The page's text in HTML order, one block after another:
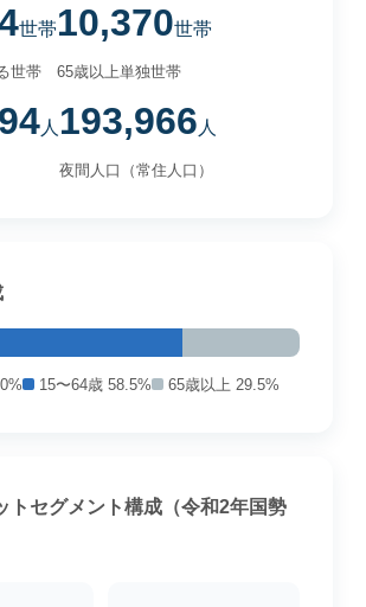
世帯
世帯
10,370世帯
65歳以上単独世帯
人 193,966 人
夜間人口（常住人口）
15〜64歳 58.5% 65歳以上 29.5%
トセグメント構成（令和2年国勢